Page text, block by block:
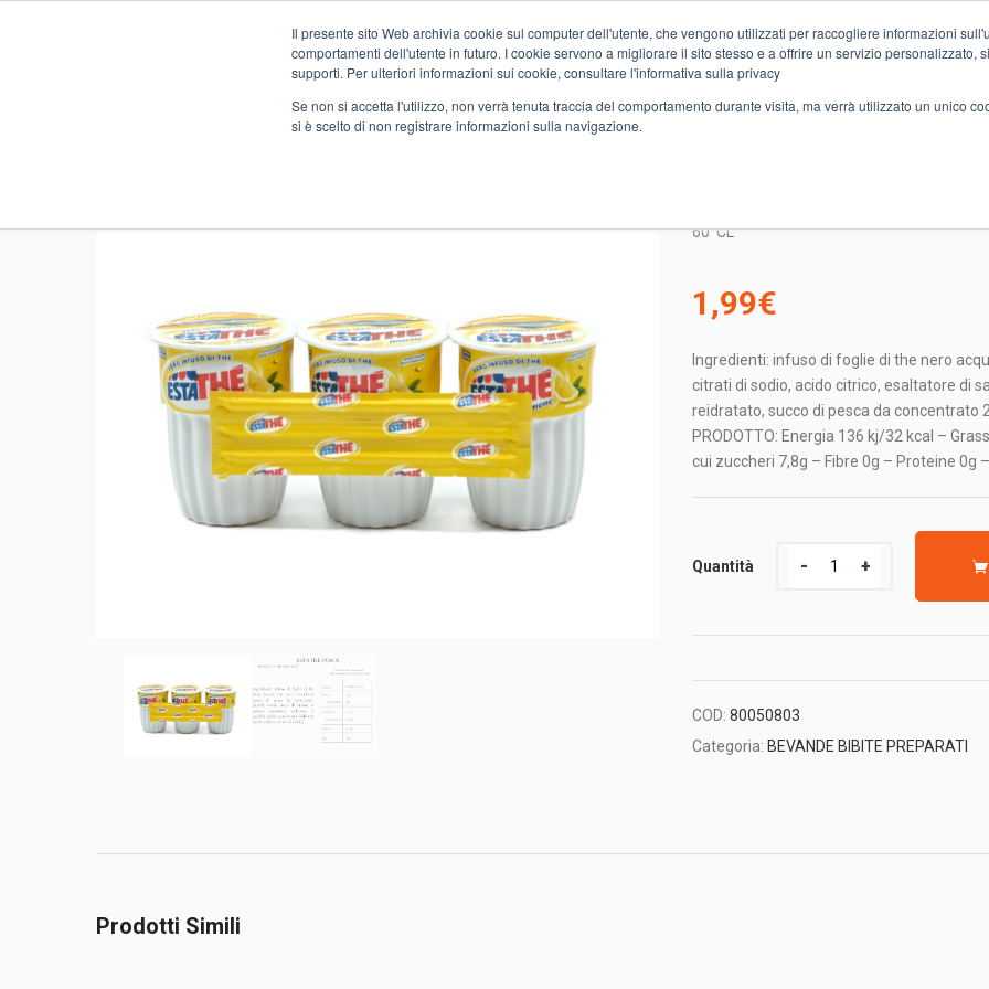
Il presente sito Web archivia cookie sul computer dell'utente, che vengono utilizzati per raccogliere informazioni
comportamenti dell'utente in futuro. I cookie servono a migliorare il sito stesso e a offrire un servizio personalizzato,
supporti. Per ulteriori informazioni sui cookie, consultare l'informativa sulla privacy
Se non si accetta l'utilizzo, non verrà tenuta traccia del comportamento durante visita, ma verrà utilizzato un unico
si è scelto di non registrare informazioni sulla navigazione.
Novità Chi siamo Servizi Spesa online Carta Club A&O
ALIMENTARI BEVANDE BIBITE PREPARATI 3 ESTATHE’ PESCA
60 CL
1,99€
Ingredienti: infuso di foglie di the nero
citrati di sodio, acido citrico, esaltatore di
reidratato, succo di pesca da concentrato
PRODOTTO: Energia 136 kj/32 kcal –
cui zuccheri 7,8g – Fibre 0g – Proteine 0g
Quantità
COD: 80050803
Categoria: BEVANDE BIBITE PREPARATI
Prodotti Simili